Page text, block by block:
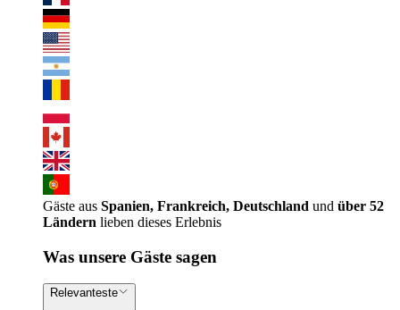
Gäste aus Spanien, Frankreich, Deutschland und über 52
Ländern lieben dieses Erlebnis
Was unsere Gäste sagen
Relevanteste